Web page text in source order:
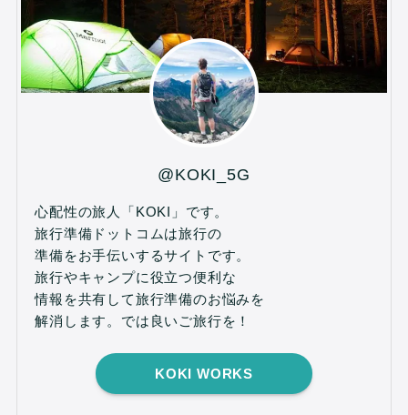
@KOKI_5G
心配性の旅人「KOKI」です。
旅行準備ドットコムは旅行の
準備をお手伝いするサイトです。
旅行やキャンプに役立つ便利な
情報を共有して旅行準備のお悩みを
解消します。では良いご旅行を！
KOKI WORKS